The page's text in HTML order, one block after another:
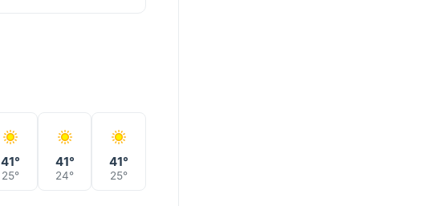
41°
25°
41°
24°
41°
25°